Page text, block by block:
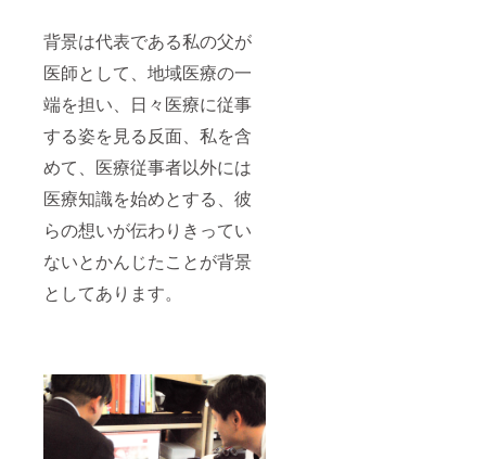
背景は代表である私の父が
医師として、地域医療の一
端を担い、日々医療に従事
する姿を見る反面、私を含
めて、医療従事者以外には
医療知識を始めとする、彼
らの想いが伝わりきってい
ないとかんじたことが背景
としてあります。